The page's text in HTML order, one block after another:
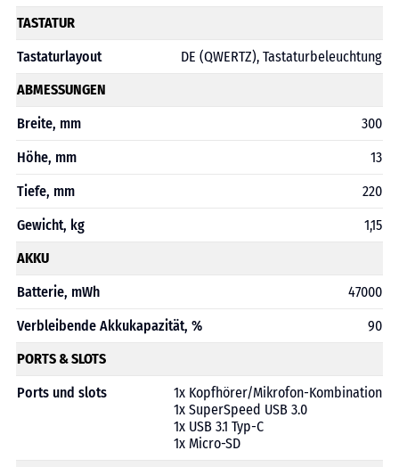
TASTATUR
Tastaturlayout
DE (QWERTZ), Tastaturbeleuchtung
ABMESSUNGEN
Breite, mm
300
Höhe, mm
13
Tiefe, mm
220
Gewicht, kg
1,15
AKKU
Batterie, mWh
47000
Verbleibende Akkukapazität, %
90
PORTS & SLOTS
Ports und slots
1x Kopfhörer/Mikrofon-Kombination
1x SuperSpeed USB 3.0
1x USB 3.1 Typ-C
1х Micro-SD